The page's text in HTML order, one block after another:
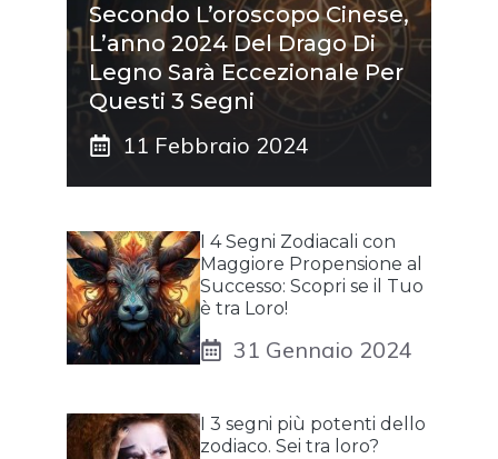
Secondo L’oroscopo Cinese,
L’anno 2024 Del Drago Di
Legno Sarà Eccezionale Per
Questi 3 Segni
11 Febbraio 2024
I 4 Segni Zodiacali con
Maggiore Propensione al
Successo: Scopri se il Tuo
è tra Loro!
31 Gennaio 2024
I 3 segni più potenti dello
zodiaco. Sei tra loro?